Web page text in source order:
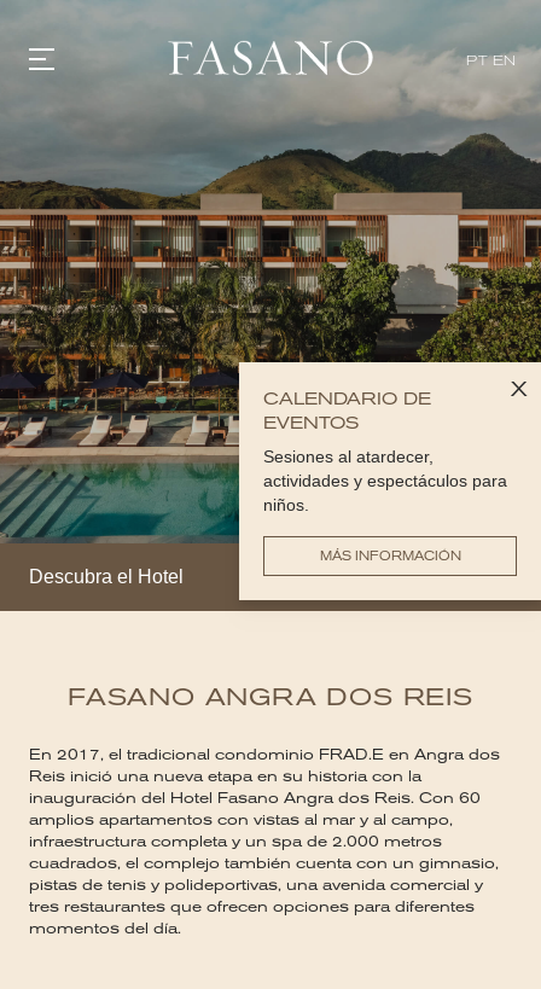
PT EN
GASTRONOMIA
HOTÉIS
EXPERIENCIAS
EVENTOS
VILLAS
TIENDA | SELEZIONE
DESCUBRIR
WHAT'S COOKING
CORRIERE
HISTORIA
SOSTENIBILIDAD
CONTACTO
x
CALENDARIO DE
EVENTOS
Sesiones al atardecer,
actividades y espectáculos para
niños.
MÁS INFORMACIÓN
Descubra el Hotel
FASANO ANGRA DOS REIS
En 2017, el tradicional condominio FRAD.E en Angra dos
Reis inició una nueva etapa en su historia con la
inauguración del Hotel Fasano Angra dos Reis. Con 60
amplios apartamentos con vistas al mar y al campo,
infraestructura completa y un spa de 2.000 metros
cuadrados, el complejo también cuenta con un gimnasio,
pistas de tenis y polideportivas, una avenida comercial y
tres restaurantes que ofrecen opciones para diferentes
momentos del día.